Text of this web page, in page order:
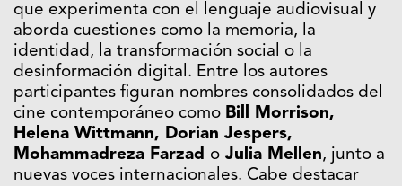
que experimenta con el lenguaje audiovisual y
aborda cuestiones como la memoria, la
identidad, la transformación social o la
desinformación digital. Entre los autores
participantes figuran nombres consolidados del
cine contemporáneo como Bill Morrison,
Helena Wittmann, Dorian Jespers,
Mohammadreza Farzad o Julia Mellen, junto a
nuevas voces internacionales. Cabe destacar